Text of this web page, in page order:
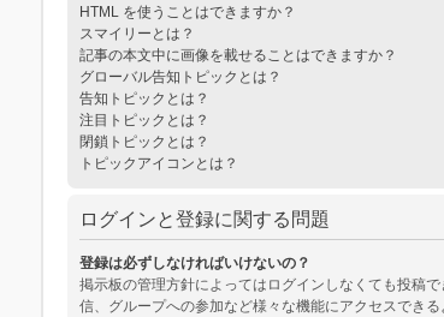
HTML を使うことはできますか？
スマイリーとは？
記事の本文中に画像を載せることはできますか？
グローバル告知トピックとは？
告知トピックとは？
注目トピックとは？
閉鎖トピックとは？
トピックアイコンとは？
ログインと登録に関する問題
登録は必ずしなければいけないの？
掲示板の管理方針によってはログインしなくても投稿
信、グループへの参加など様々な機能にアクセスでき